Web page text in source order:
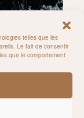
telles que les
Le fait de consentir
que le comportement